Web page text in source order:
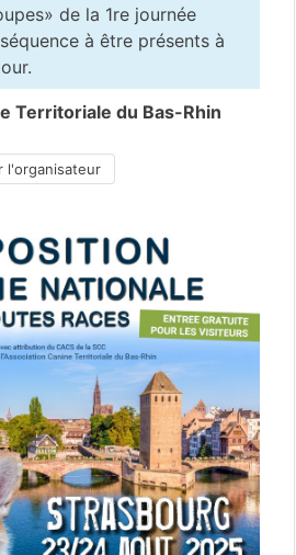
de la 1re journée
à être présents à
Territoriale du Bas-Rhin
l'organisateur